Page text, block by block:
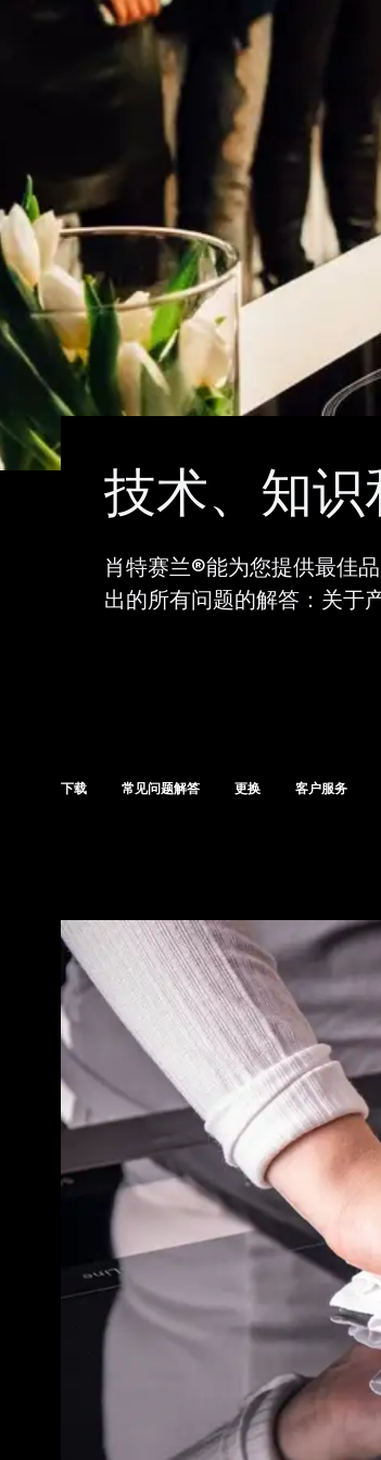
技术、知
肖特赛兰®能为您提供最佳
出的所有问题的解答：关于
下载 常见问题解答 更换 客户服务